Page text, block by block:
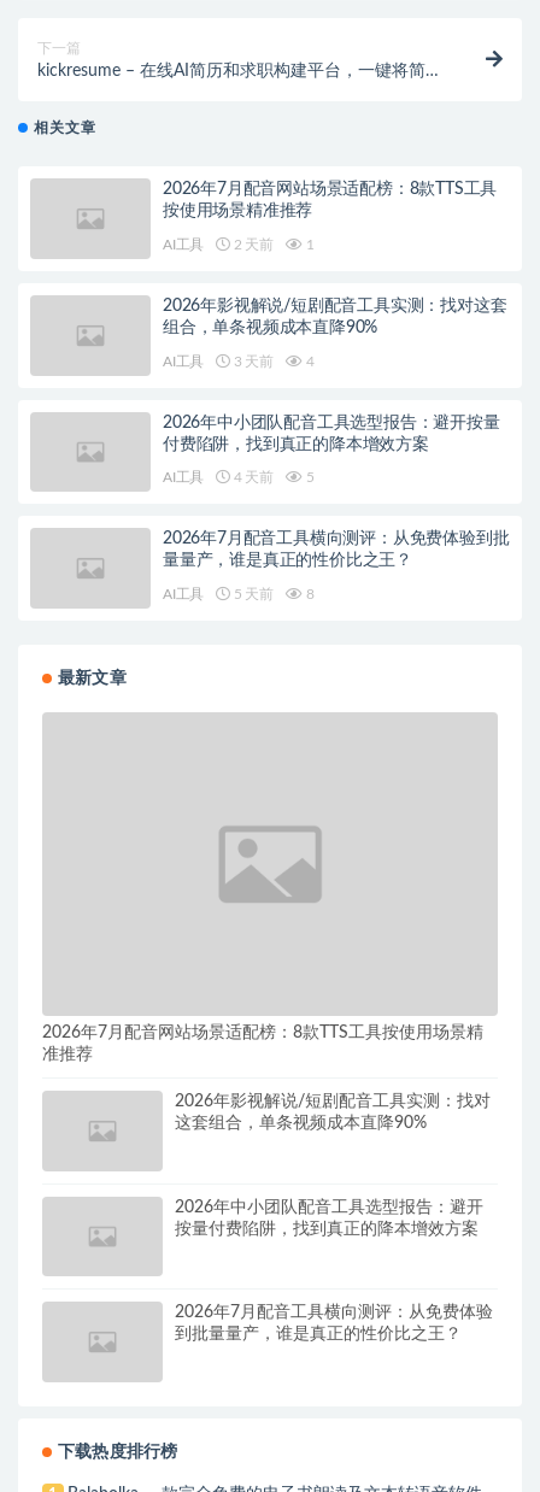
下一篇
kickresume – 在线AI简历和求职构建平台，一键将简历
相关文章
2026年7月配音网站场景适配榜：8款TTS工具
按使用场景精准推荐
AI工具 2 天前 1
2026年影视解说/短剧配音工具实测：找对这套
组合，单条视频成本直降90%
AI工具 3 天前 4
2026年中小团队配音工具选型报告：避开按量
付费陷阱，找到真正的降本增效方案
AI工具 4 天前 5
2026年7月配音工具横向测评：从免费体验到批
量量产，谁是真正的性价比之王？
AI工具 5 天前 8
最新文章
2026年7月配音网站场景适配榜：8款TTS工具按使用场景精
准推荐
2026年影视解说/短剧配音工具实测：找对
这套组合，单条视频成本直降90%
2026年中小团队配音工具选型报告：避开
按量付费陷阱，找到真正的降本增效方案
2026年7月配音工具横向测评：从免费体验
到批量量产，谁是真正的性价比之王？
下载热度排行榜